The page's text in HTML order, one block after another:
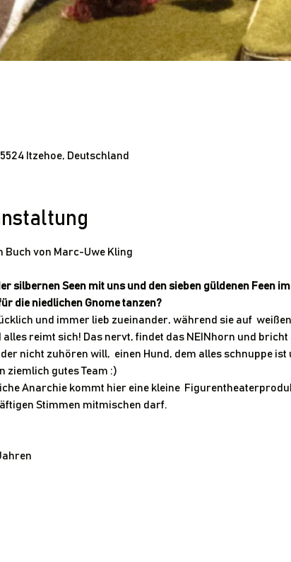
Itzehoe, Deutschland
Buch von Marc-Uwe Kling
silbernen Seen mit uns und den sieben güldenen Feen
die niedlichen Gnome tanzen?
und immer lieb zueinander, während sie auf
alles reimt sich! Das nervt, findet das NEINhorn und
nicht zuhören will,  einen Hund, dem alles schnuppe
ziemlich gutes Team :)
Anarchie kommt hier eine kleine
Stimmen mitmischen darf.